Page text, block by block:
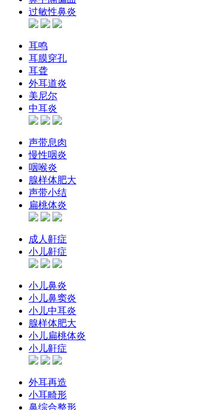
过敏性鼻炎
耳鸣
耳膜穿孔
耳聋
外耳道炎
美尼尔
中耳炎
声带息肉
慢性咽炎
咽喉炎
腺样体肥大
声带小结
扁桃体炎
成人鼾症
小儿鼾症
小儿鼻炎
小儿鼻窦炎
小儿中耳炎
腺样体肥大
小儿扁桃体炎
小儿鼾症
外耳再造
小耳畸形
鼻综合整形